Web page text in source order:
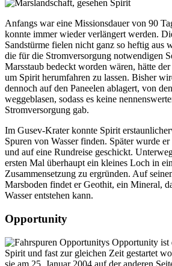
Anfangs war eine Missionsdauer von 90
konnte immer wieder verlängert werden.
Sandstürme fielen nicht ganz so heftig aus
die für die Stromversorgung notwendigen
Marsstaub bedeckt worden wären, hätte
um Spirit herumfahren zu lassen. Bisher
dennoch auf den Paneelen ablagert, von
weggeblasen, sodass es keine
Stromversorgung gab.
Im Gusev-Krater konnte Spirit
Spuren von Wasser finden. Später wurde
und auf eine Rundreise geschickt.
ersten Mal überhaupt ein kleines Loch in
Zusammensetzung zu ergründen. Auf
Marsboden findet er Geothit, ein Mineral,
Wasser entstehen kann.
Opportunity
Opportunity ist
Spirit und fast zur gleichen Zeit gestartet
sie am 25. Januar 2004 auf der anderen